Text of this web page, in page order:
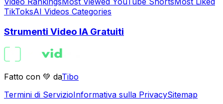
TikToksAI Videos Categories
Strumenti Video IA Gratuiti
Fatto con 💚 daTibo
Termini di ServizioInformativa sulla PrivacySitemap